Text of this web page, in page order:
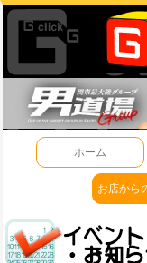
ホーム
お店から